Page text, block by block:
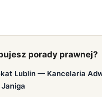
porady prawnej?
Lublin — Kancelaria